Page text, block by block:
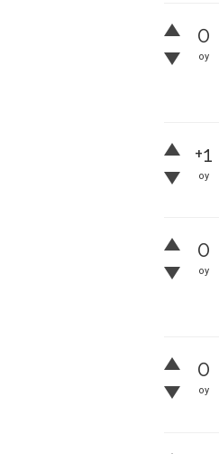
0
oy
+1
oy
0
oy
0
oy